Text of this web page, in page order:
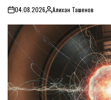
on04.08.2026PostedАлихан Ташенов